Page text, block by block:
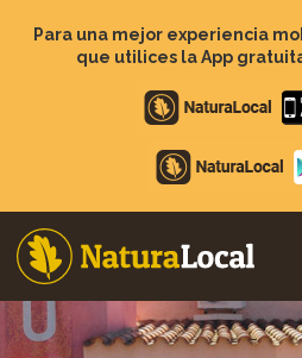
contenido
Para una mejor experiencia
que utilices la App
Apple
store
Play